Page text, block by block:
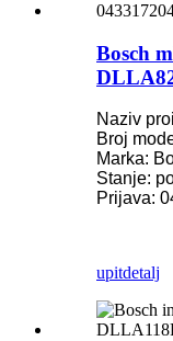
Bosch
Naziv
Broj
Marka:
Stanje:
Prijava:
upitdetalj